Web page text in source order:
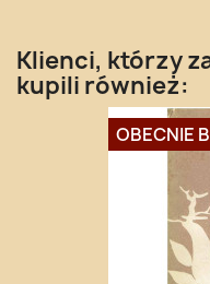
Klienci, którzy
kupili również:
OBECNIE